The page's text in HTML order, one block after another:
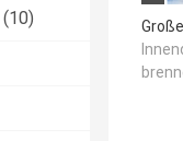
(10)